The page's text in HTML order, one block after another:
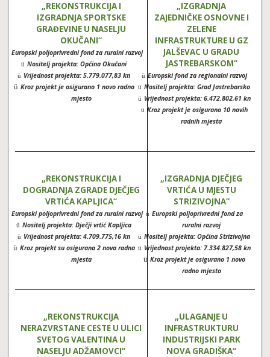
„REKONSTRUKCIJA I
IZGRADNJA SPORTSKE
GRAĐEVINE U NASELJU
OKUČANI“
Europski poljoprivredni fond za ruralni razvoj
ü Nositelj projekta: Općina Okučani
ü Vrijednost projekta: 5.779.077,83 kn
ü Kroz projekt je osigurano 1 novo radno
mjesto
„IZGRADNJA
ZAJEDNIČKE OSNOVNE I
ZELENE
INFRASTRUKTURE U GZ
JALŠEVAC U GRADU
JASTREBARSKOM“
ü Europski fond za regionalni razvoj
ü Nositelj projekta: Grad Jastrebarsko
ü Vrijednost projekta: 6.472.802,61 kn
ü Kroz projekt je osigurano 10 novih
radnih mjesta
„REKONSTRUKCIJA I
DOGRADNJA ZGRADE DJEČJEG
VRTIĆA KAPLJICA“
Europski poljoprivredni fond za ruralni razvoj
ü Nositelj projekta: Dječji vrtić Kapljica
ü Vrijednost projekta: 4.709.775,16 kn
ü Kroz projekt su osigurana 2 nova radna
mjesta
„IZGRADNJA DJEČJEG
VRTIĆA U MJESTU
STRIZIVOJNA“
ü Europski poljoprivredni fond za
ruralni razvoj
ü Nositelj projekta: Općina Strizivojna
ü Vrijednost projekta: 7.334.827,58 kn
ü Kroz projekt je osigurano 1 novo
radno mjesto
„REKONSTRUKCIJA
NERAZVRSTANE CESTE U ULICI
SVETOG VALENTINA U
NASELJU ADŽAMOVCI“
„ULAGANJE U
INFRASTRUKTURU
INDUSTRIJSKI PARK
NOVA GRADIŠKA“